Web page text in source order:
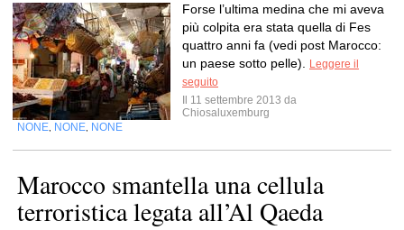
Forse l’ultima medina che mi aveva
più colpita era stata quella di Fes
quattro anni fa (vedi post Marocco:
un paese sotto pelle).
Leggere il
seguito
Il 11 settembre 2013 da
Chiosaluxemburg
NONE NONE NONE
Marocco smantella una cellula
terroristica legata all’Al Qaeda